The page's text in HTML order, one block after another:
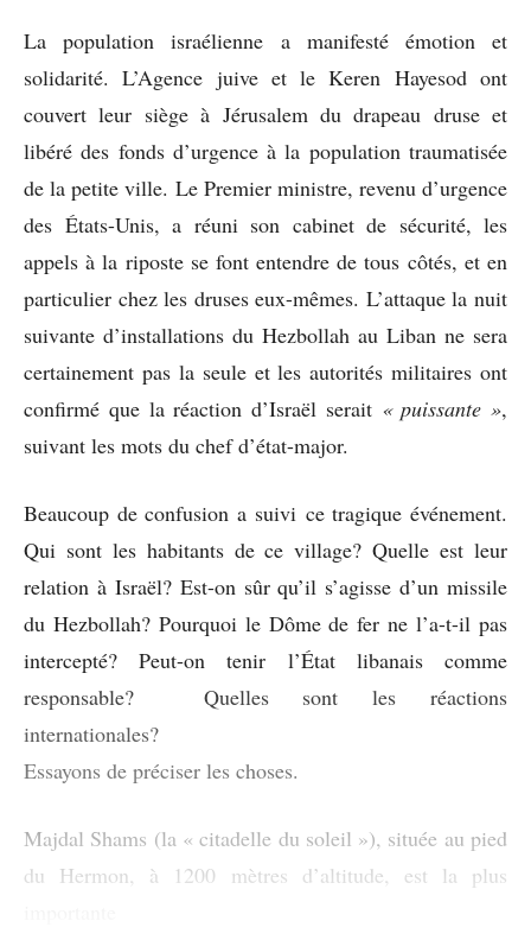
La population israélienne a manifesté émotion et
solidarité. L’Agence juive et le Keren Hayesod ont
couvert leur siège à Jérusalem du drapeau druse et
libéré des fonds d’urgence à la population traumatisée
de la petite ville. Le Premier ministre, revenu d’urgence
des États-Unis, a réuni son cabinet de sécurité, les
appels à la riposte se font entendre de tous côtés, et en
particulier chez les druses eux-mêmes. L’attaque la nuit
suivante d’installations du Hezbollah au Liban ne sera
certainement pas la seule et les autorités militaires ont
confirmé que la réaction d’Israël serait « puissante »,
suivant les mots du chef d’état-major.
Beaucoup de confusion a suivi ce tragique événement.
Qui sont les habitants de ce village? Quelle est leur
relation à Israël? Est-on sûr qu’il s’agisse d’un missile
du Hezbollah? Pourquoi le Dôme de fer ne l’a-t-il pas
intercepté? Peut-on tenir l’État libanais comme
responsable? Quelles sont les réactions
internationales?
Essayons de préciser les choses.
Majdal Shams (la « citadelle du soleil »), située au pied
du Hermon, à 1200 mètres d’altitude, est la plus